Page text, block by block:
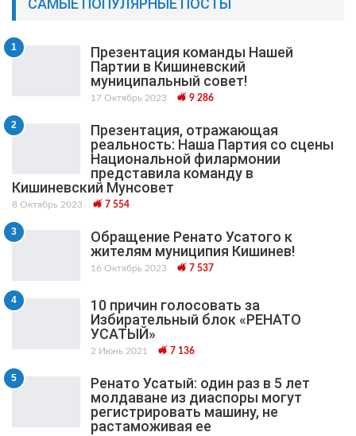
САМЫЕ ПОПУЛЯРНЫЕ ПОСТЫ
1
Презентация команды Нашей
Партии в Кишиневский
муниципальный cовет!
17 Октябрь 2023 9 286
2
Презентация, отражающая
реальность: Наша Партия со сцены
Национальной филармонии
представила команду в
Кишиневский Мунсовет
8 Октябрь 2023 7 554
3
Обращение Ренато Усатого к
жителям муниципия Кишинев!
16 Октябрь 2023 7 537
4
10 причин голосовать за
Избирательный блок «РЕНАТО
УСАТЫЙ»
2 Июнь 2021 7 136
5
Ренато Усатый: один раз в 5 лет
молдаване из диаспоры могут
регистрировать машину, не
растаможивая ее